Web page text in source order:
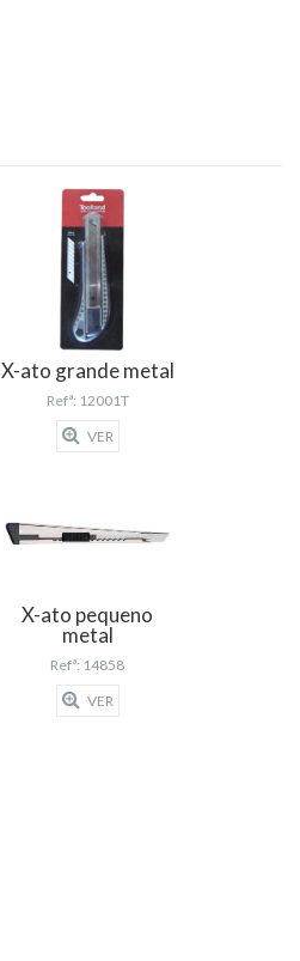
X-ato grande metal
Refª: 12001T
VER
X-ato pequeno
metal
Refª: 14858
VER